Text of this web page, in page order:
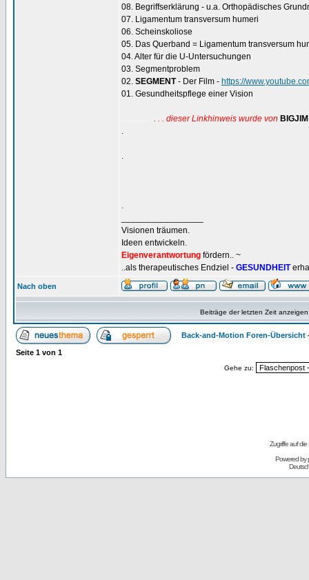
08. Begriffserklärung - u.a. Orthopädisches
07. Ligamentum transversum humeri
06. Scheinskoliose
05. Das Querband = Ligamentum transversum
04. Alter für die U-Untersuchungen
03. Segmentproblem
02. SEGMENT- Der Film - https://
01. Gesundheitspflege einer Vision
. . . dieser Linkhinweis wurde von BIGJIM
.
.
.
Visionen träumen.
Ideen entwickeln.
Eigenverantwortung fördern.. ~
..als therapeutisches Endziel - GESUNDHEIT
Nach oben
Beiträge der letzten Zeit
Back-and-Motion Foren-Übersicht
Seite 1 von 1
Gehe zu:
Zugriffe auf
Powered by